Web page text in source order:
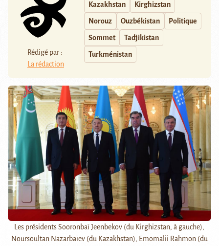
Rédigé par :
La rédaction
Kazakhstan Kirghizstan
Norouz Ouzbékistan Politique
Sommet Tadjikistan
Turkménistan
Les présidents Sooronbaï Jeenbekov (du Kirghizstan, à gauche),
Noursoultan Nazarbaïev (du Kazakhstan), Emomalii Rahmon (du